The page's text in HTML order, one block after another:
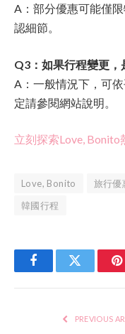
A：部分優惠可能僅
認細節。
Q3：如果行程變更，
A：一般情況下，可
定請參閱網站說明。
立刻探索Love, Bonito
Love, Bonito 旅行優
韓國行程
FacebookTwitter
PREVIOUS